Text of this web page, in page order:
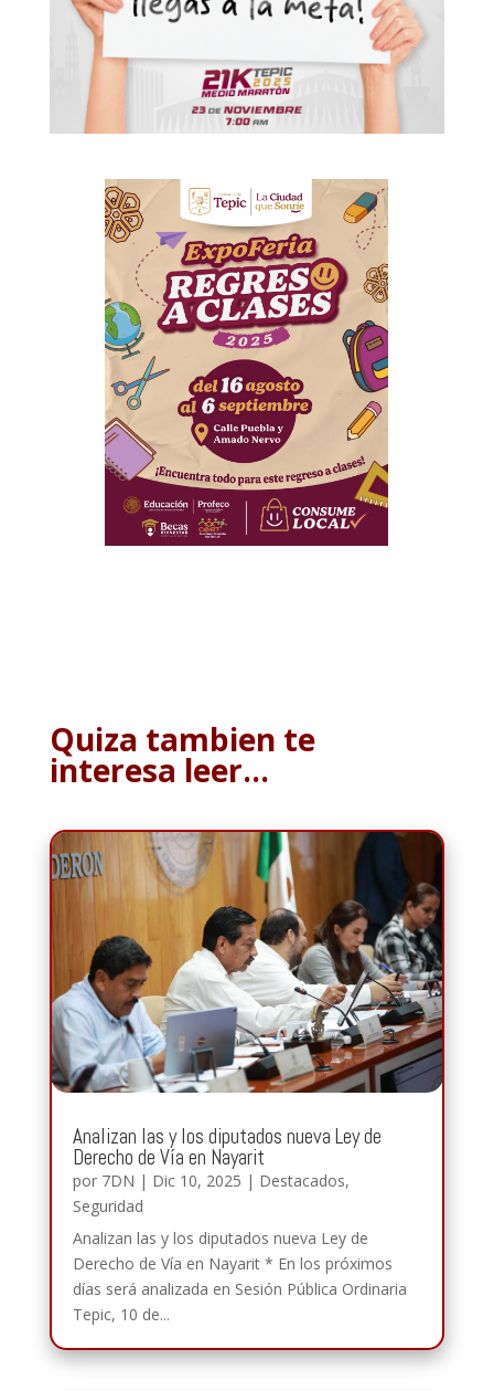
Quiza tambien te
interesa leer…
Analizan las y los diputados nueva Ley de
Derecho de Vía en Nayarit
por 7DN | Dic 10, 2025 | Destacados,
Seguridad
Analizan las y los diputados nueva Ley de
Derecho de Vía en Nayarit * En los próximos
días será analizada en Sesión Pública Ordinaria
Tepic, 10 de...